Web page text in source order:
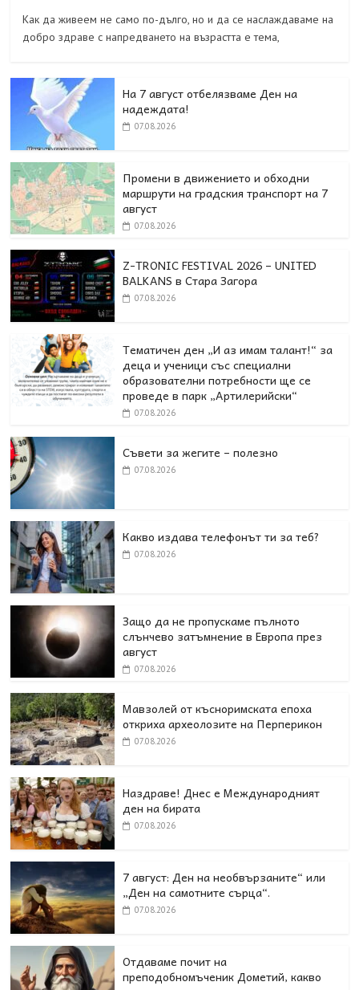
Как да живеем не само по-дълго, но и да се наслаждаваме на
добро здраве с напредването на възрастта е тема,
На 7 август отбелязваме Ден на
надеждата!
07.08.2026
Промени в движението и обходни
маршрути на градския транспорт на 7
август
07.08.2026
Z-TRONIC FESTIVAL 2026 – UNITED
BALKANS в Стара Загора
07.08.2026
Тематичен ден „И аз имам талант!“ за
деца и ученици със специални
образователни потребности ще се
проведе в парк „Артилерийски“
07.08.2026
Съвети за жегите – полезно
07.08.2026
Какво издава телефонът ти за теб?
07.08.2026
Защо да не пропускаме пълното
слънчево затъмнение в Европа през
август
07.08.2026
Мавзолей от късноримската епоха
откриха археолозите на Перперикон
07.08.2026
Наздраве! Днес е Международният
ден на бирата
07.08.2026
7 август: Ден на необвързаните“ или
„Ден на самотните сърца“.
07.08.2026
Отдаваме почит на
преподобномъченик Дометий, какво